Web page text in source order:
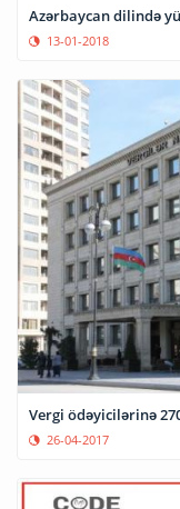
Azərbaycan dilində
13-01-2018
Vergi ödəyicilərinə
26-04-2017